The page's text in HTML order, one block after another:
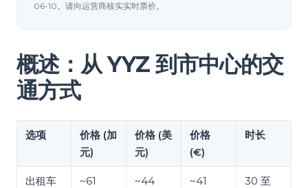
06-10。请向运营商核实实时票价。
概述：从 YYZ 到市中心的交
通方式
选项
价格 (加
元)
价格 (美
元)
价格
(€)
时长
出租车 ~61 ~44 ~41
30 至